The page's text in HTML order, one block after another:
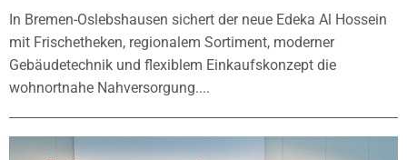
In Bremen-Oslebshausen sichert der neue Edeka Al Hossein
mit Frischetheken, regionalem Sortiment, moderner
Gebäudetechnik und flexiblem Einkaufskonzept die
wohnortnahe Nahversorgung....